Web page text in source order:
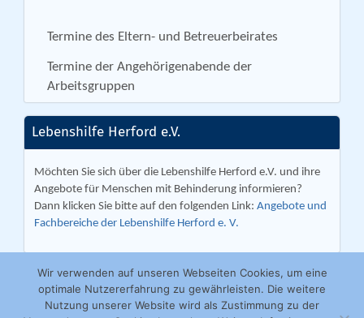
Termine des Eltern- und Betreuerbeirates
Termine der Angehörigenabende der
Arbeitsgruppen
Lebenshilfe Herford e.V.
Möchten Sie sich über die Lebenshilfe Herford e.V. und ihre
Angebote für Menschen mit Behinderung informieren?
Dann klicken Sie bitte auf den folgenden Link: Angebote und
Fachbereiche der Lebenshilfe Herford e. V.
Wir verwenden auf unseren Webseiten Cookies, um eine
optimale Nutzererfahrung zu gewährleisten. Die weitere
Nutzung unserer Website wird als Zustimmung zu der